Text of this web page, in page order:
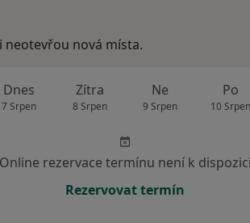
neotevřou nová místa.
Dnes
7 Srpen
Zítra
8 Srpen
Ne
9 Srpen
Po
10 Srpen
Online rezervace termínu není k dispozici
Rezervovat termín